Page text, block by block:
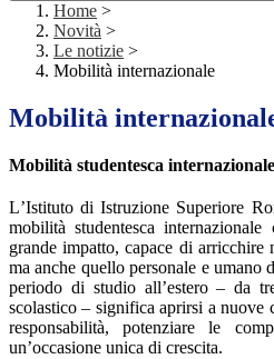
Home >
Novità >
Le notizie >
Mobilità internazionale
Mobilità
Mobilità studentesca
L’Istituto di Istruzione Superiore
mobilità studentesca
grande impatto, capace di arricchire
ma anche quello personale e umano
periodo di studio all’estero – da
scolastico – significa aprirsi a nuove
responsabilità, potenziare le
un’occasione unica di crescita.